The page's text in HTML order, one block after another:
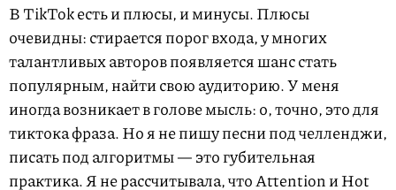
В TikTok есть и плюсы, и минусы. Плюсы
очевидны: стирается порог входа, у многих
талантливых авторов появляется шанс стать
популярным, найти свою аудиторию. У меня
иногда возникает в голове мысль: о, точно, это для
тиктока фраза. Но я не пишу песни под челленджи,
писать под алгоритмы — это губительная
практика. Я не рассчитывала, что Attention и Hot